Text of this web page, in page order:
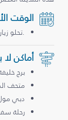
الوقت
.تحلو
أماكن لا
برج
متحف
دبي
رحلة